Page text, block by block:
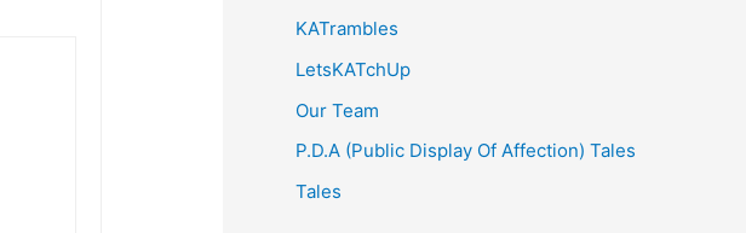
KATrambles
LetsKATchUp
Our Team
P.D.A (Public Display Of Affection) Tales
Tales